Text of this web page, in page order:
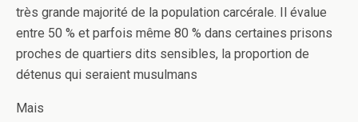
très grande majorité de la population carcérale. Il évalue
entre 50 % et parfois même 80 % dans certaines prisons
proches de quartiers dits sensibles, la proportion de
détenus qui seraient musulmans
Mais